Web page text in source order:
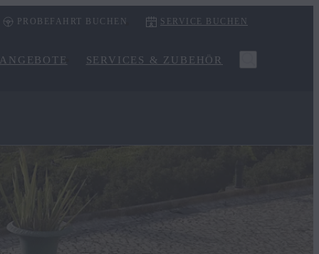
PROBEFAHRT BUCHEN SERVICE BUCHEN
ANGEBOTE SERVICES & ZUBEHÖR